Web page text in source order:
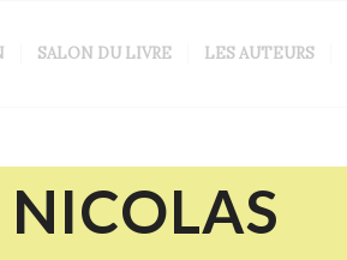
SALON DU LIVRE LES AUTEURS
NICOLAS